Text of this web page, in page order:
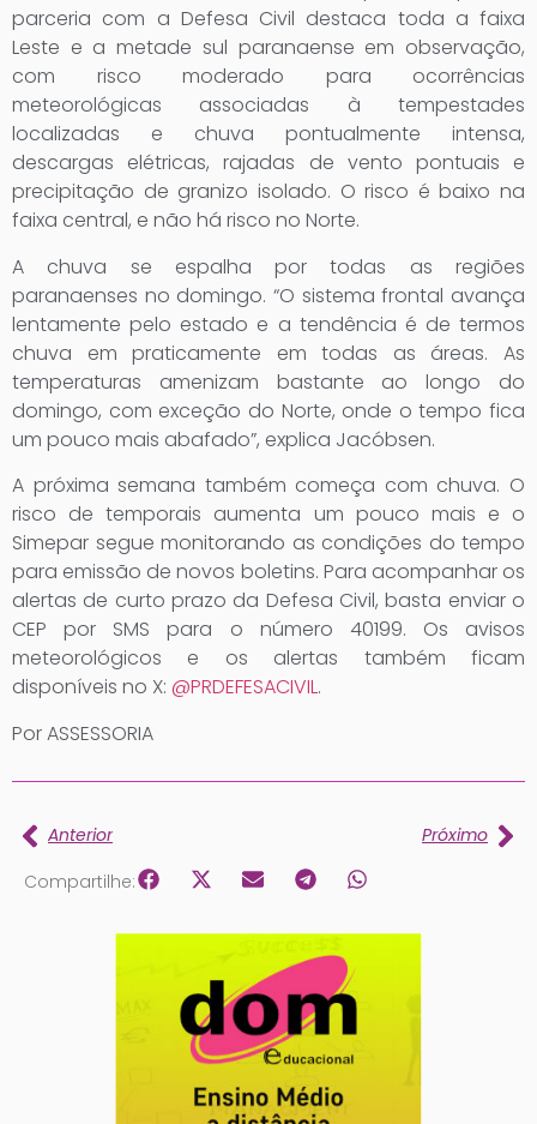
parceria com a Defesa Civil destaca toda a faixa
Leste e a metade sul paranaense em observação,
com risco moderado para ocorrências
meteorológicas associadas à tempestades
localizadas e chuva pontualmente intensa,
descargas elétricas, rajadas de vento pontuais e
precipitação de granizo isolado. O risco é baixo na
faixa central, e não há risco no Norte.
A chuva se espalha por todas as regiões
paranaenses no domingo. “O sistema frontal avança
lentamente pelo estado e a tendência é de termos
chuva em praticamente em todas as áreas. As
temperaturas amenizam bastante ao longo do
domingo, com exceção do Norte, onde o tempo fica
um pouco mais abafado”, explica Jacóbsen.
A próxima semana também começa com chuva. O
risco de temporais aumenta um pouco mais e o
Simepar segue monitorando as condições do tempo
para emissão de novos boletins. Para acompanhar os
alertas de curto prazo da Defesa Civil, basta enviar o
CEP por SMS para o número 40199. Os avisos
meteorológicos e os alertas também ficam
disponíveis no X: @PRDEFESACIVIL.
Por ASSESSORIA
Anterior
Próximo
Compartilhe: